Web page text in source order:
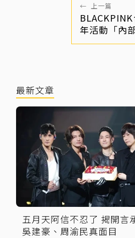
← 上一篇
年活動「內
最新文章
五月天阿信不忍了 揭開言
吳建豪、周渝民真面目